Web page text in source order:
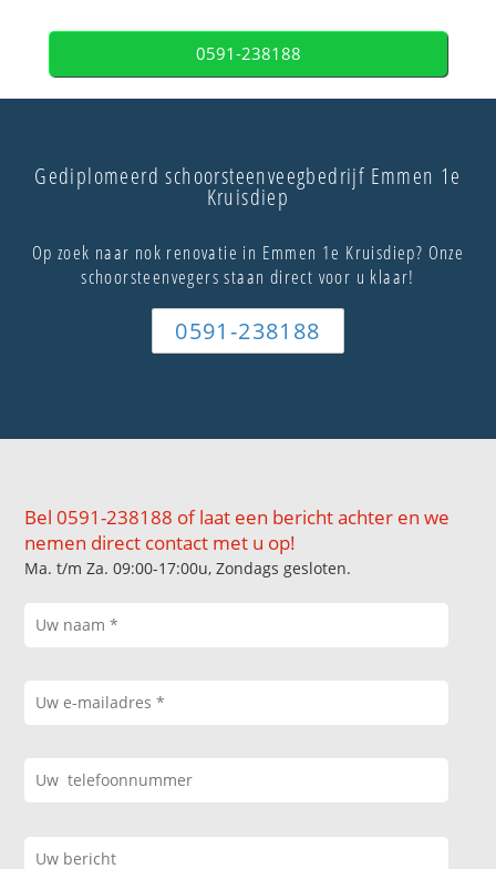
0591-238188
Gediplomeerd schoorsteenveegbedrijf Emmen 1e
Kruisdiep
Op zoek naar nok renovatie in Emmen 1e Kruisdiep? Onze
schoorsteenvegers staan direct voor u klaar!
0591-238188
Bel 0591-238188 of laat een bericht achter en we
nemen direct contact met u op!
Ma. t/m Za. 09:00-17:00u, Zondags gesloten.